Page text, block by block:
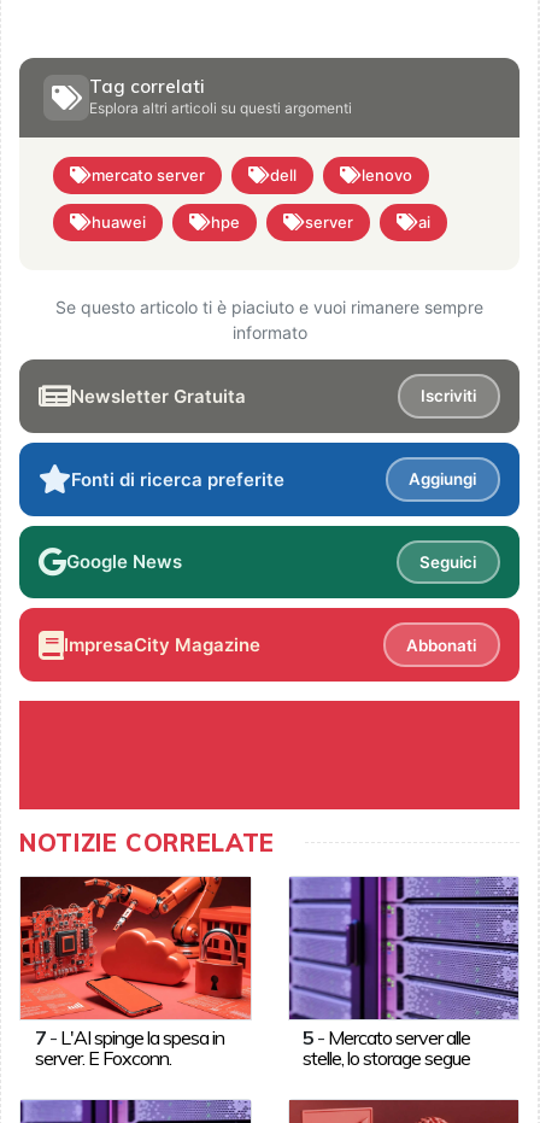
Tag correlati
Esplora altri articoli su questi argomenti
mercato server dell lenovo
huawei hpe server ai
Se questo articolo ti è piaciuto e vuoi rimanere sempre
informato
Newsletter Gratuita Iscriviti
Fonti di ricerca preferite Aggiungi
Google News Seguici
ImpresaCity Magazine Abbonati
NOTIZIE CORRELATE
7- L'AI spinge la spesa in
server. E Foxconn.
5 - Mercato server alle
stelle, lo storage segue